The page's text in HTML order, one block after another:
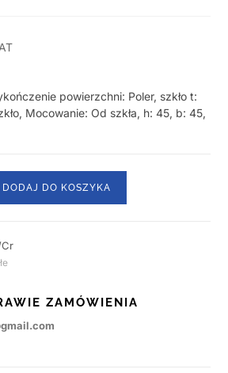
powierzchni: Poler, szkło t:
Mocowanie: Od szkła, h: 45, b: 45,
DODAJ DO KOSZYKA
Cr
ZAMÓWIENIA